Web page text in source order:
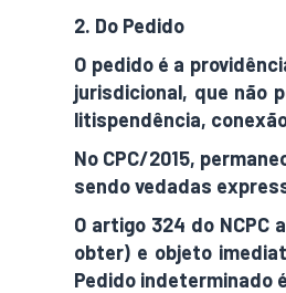
2. Do Pedido
O pedido é a
jurisdicional, que não
litispendência,
No CPC/2015,
sendo vedadas
O artigo 324 do
obter) e objeto
Pedido indeterminado